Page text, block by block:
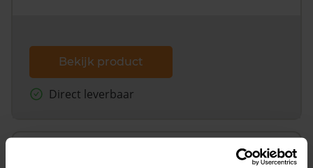
Bekijk product
Direct leverbaar
Koopsommenoverzicht (1 jaar gratis